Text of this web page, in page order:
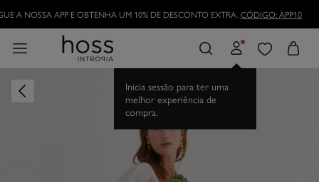
A NOSSA APP E OBTENHA UM 10% DE DESCONTO EXTRA.CÓDIGO: APP10
Inicia sessão para ter uma
melhor experiência de
compra.